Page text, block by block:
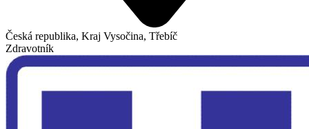
Česká republika, Kraj Vysočina, Třebíč
Zdravotník